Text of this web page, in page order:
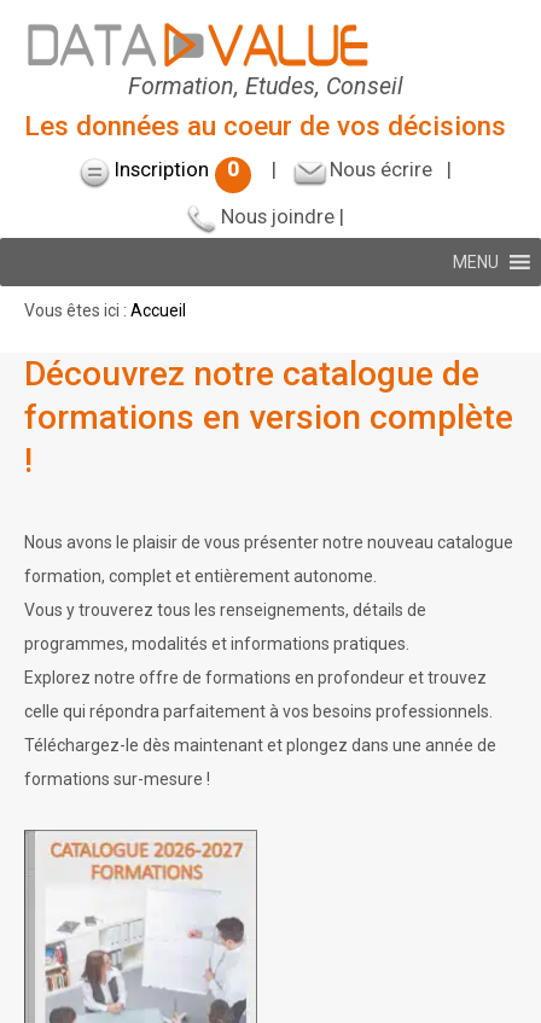
Formation, Etudes, Conseil
Les données au coeur de vos décisions
Inscription 0 | Nous écrire|
Nous joindre |
MENU
Vous êtes ici : Accueil
Découvrez notre catalogue de
formations en version complète
!
Nous avons le plaisir de vous présenter notre nouveau catalogue
formation, complet et entièrement autonome.
Vous y trouverez tous les renseignements, détails de
programmes, modalités et informations pratiques.
Explorez notre offre de formations en profondeur et trouvez
celle qui répondra parfaitement à vos besoins professionnels.
Téléchargez-le dès maintenant et plongez dans une année de
formations sur-mesure !